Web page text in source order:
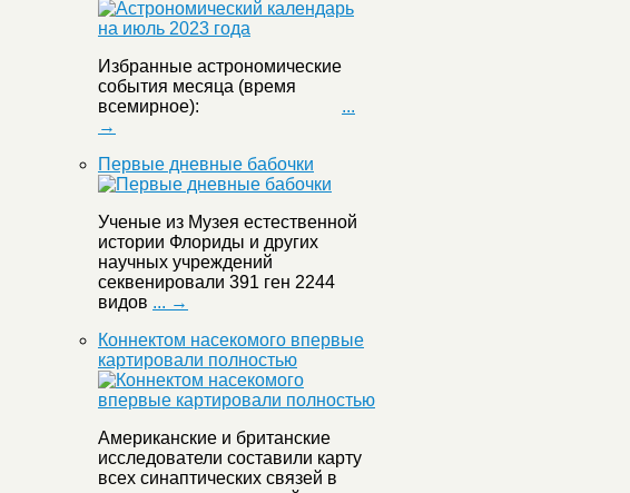
Избранные астрономические
события месяца (время
всемирное): ...
→
Первые дневные бабочки
Ученые из Музея естественной
истории Флориды и других
научных учреждений
секвенировали 391 ген 2244
видов ... →
Коннектом насекомого впервые
картировали полностью
Американские и британские
исследователи составили карту
всех синаптических связей в